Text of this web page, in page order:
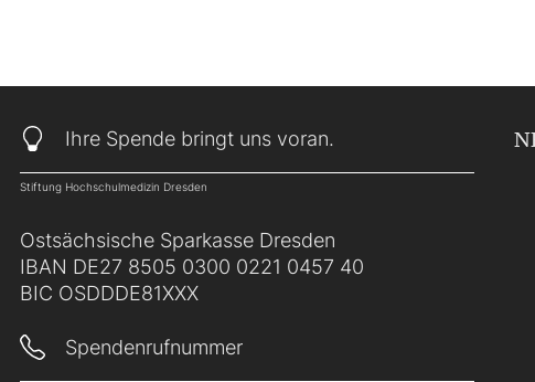
Ihre Spende bringt uns voran.
Stiftung Hochschulmedizin Dresden
Ostsächsische Sparkasse Dresden
IBAN DE27 8505 0300 0221 0457 40
BIC OSDDDE81XXX
Spendenrufnummer